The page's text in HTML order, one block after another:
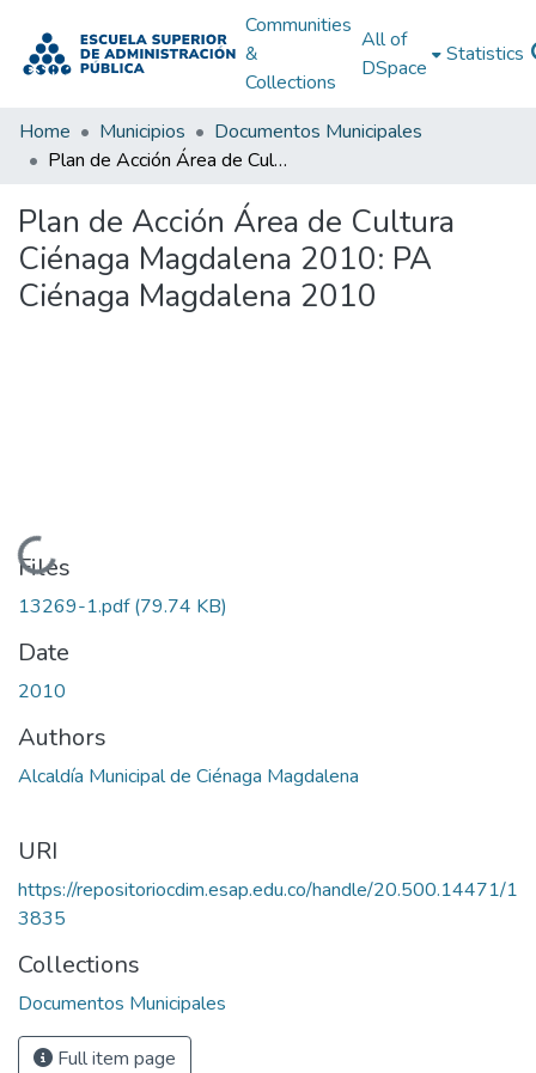
Communities
&
Collections
All of
DSpace
Statistics
Home Municipios
Documentos Municipales
Plan de Acción Área de Cultura Ciénaga Magdalena 2010: PA Ciénaga Magdalena 2010
Plan de Acción Área de Cultura
Ciénaga Magdalena 2010: PA
Ciénaga Magdalena 2010
Loading...
Files
13269-1.pdf(79.74 KB)
Date
2010
Authors
Alcaldía Municipal de Ciénaga Magdalena
URI
https://repositoriocdim.esap.edu.co/handle/20.500.14471/1
3835
Collections
Documentos Municipales
Full item page